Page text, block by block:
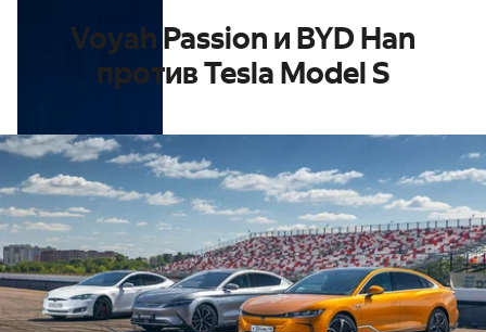
Voyah Passion и BYD Han
против Tesla Model S